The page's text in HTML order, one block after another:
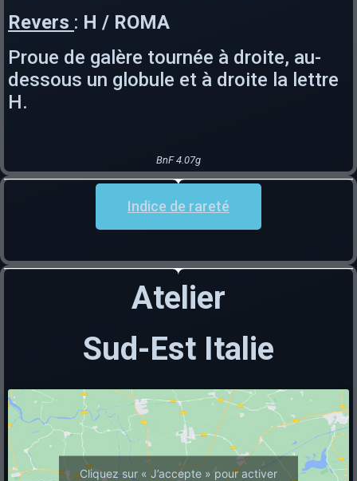
Revers : H / ROMA
Proue de galère tournée à droite, au-
dessous un globule et à droite la lettre
H.
BnF 4.07g
Indice de rareté
Atelier
Sud-Est Italie
Cliquez sur « J’accepte » pour activer